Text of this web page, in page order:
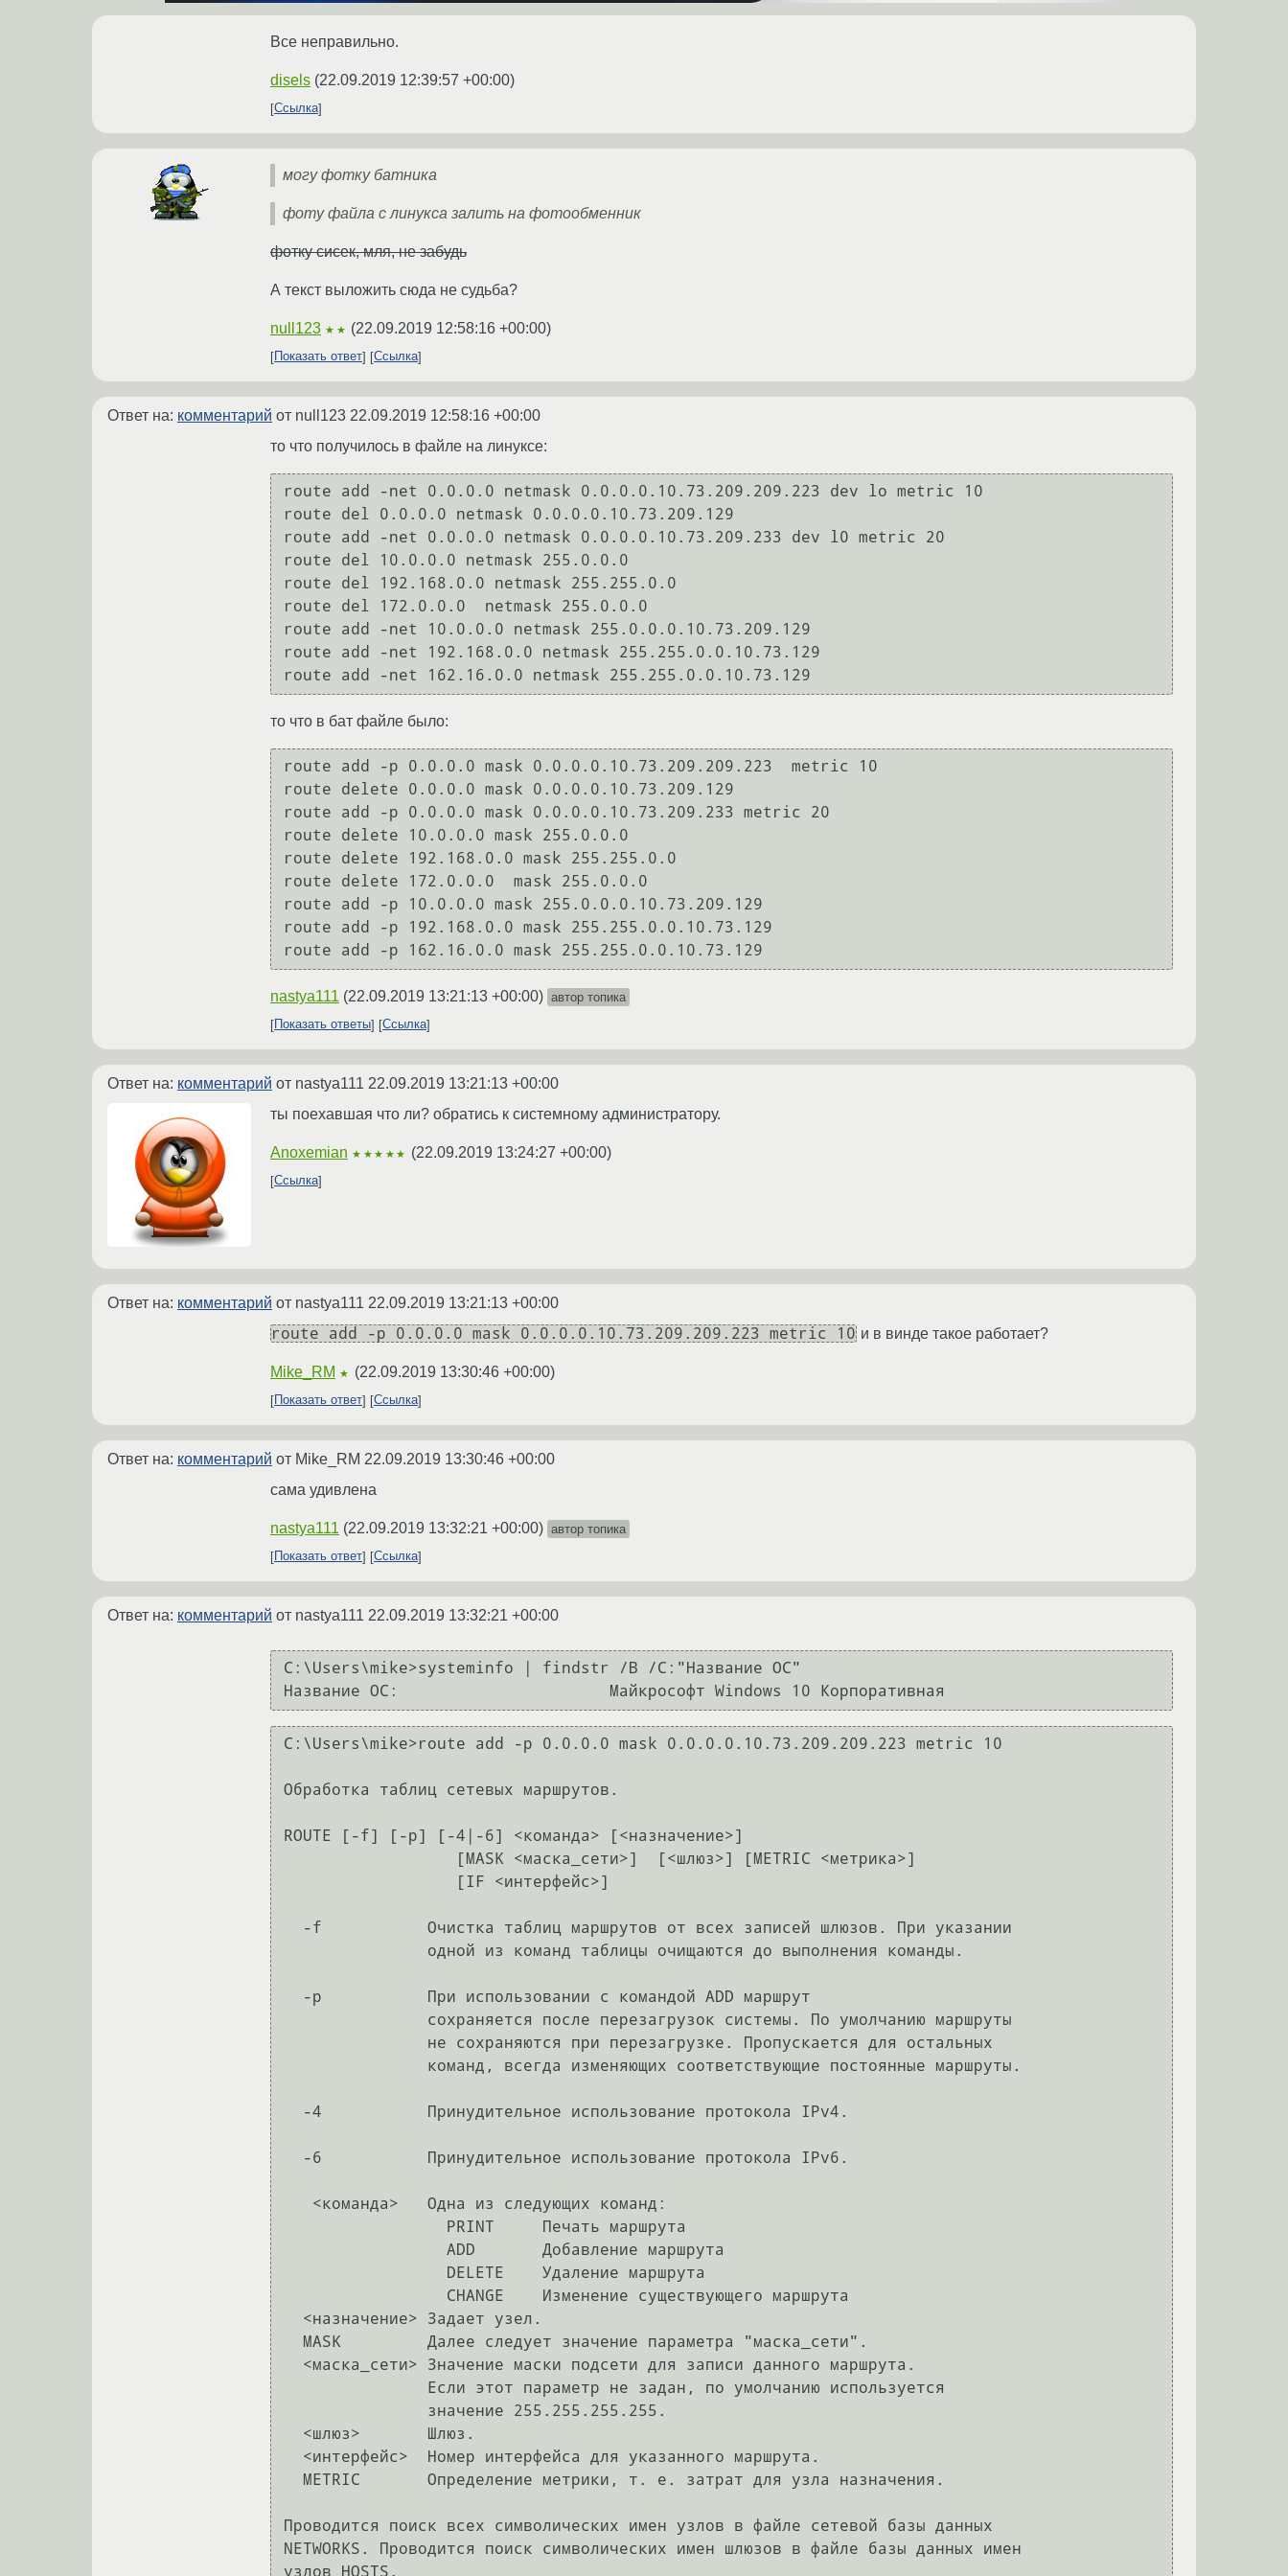
Все неправильно.
disels (22.09.2019 12:39:57 +00:00)
Ссылка
могу фотку батника
фоту файла с линукса залить на фотообменник
фотку сисек, мля, не забудь
А текст выложить сюда не судьба?
null123 ★★ (22.09.2019 12:58:16 +00:00)
Показать ответ Ссылка
Ответ на: комментарий от null123 22.09.2019 12:58:16 +00:00
то что получилось в файле на линуксе:
route add -net 0.0.0.0 netmask 0.0.0.0.10.73.209.209.223 dev lo metric 10
route del 0.0.0.0 netmask 0.0.0.0.10.73.209.129
route add -net 0.0.0.0 netmask 0.0.0.0.10.73.209.233 dev l0 metric 20
route del 10.0.0.0 netmask 255.0.0.0
route del 192.168.0.0 netmask 255.255.0.0
route del 172.0.0.0  netmask 255.0.0.0
route add -net 10.0.0.0 netmask 255.0.0.0.10.73.209.129
route add -net 192.168.0.0 netmask 255.255.0.0.10.73.129
то что в бат файле было:
route add -p 0.0.0.0 mask 0.0.0.0.10.73.209.209.223  metric 10
route delete 0.0.0.0 mask 0.0.0.0.10.73.209.129
route add -p 0.0.0.0 mask 0.0.0.0.10.73.209.233 metric 20
route delete 10.0.0.0 mask 255.0.0.0
route delete 192.168.0.0 mask 255.255.0.0
route delete 172.0.0.0  mask 255.0.0.0
route add -p 10.0.0.0 mask 255.0.0.0.10.73.209.129
route add -p 192.168.0.0 mask 255.255.0.0.10.73.129
nastya111 (22.09.2019 13:21:13 +00:00) автор топика
Показать ответы
Ссылка
Ответ на: комментарий от nastya111 22.09.2019 13:21:13 +00:00
ты поехавшая что ли? обратись к системному администратору.
Anoxemian ★★★★★ (22.09.2019 13:24:27 +00:00)
Ссылка
Ответ на: комментарий от nastya111 22.09.2019 13:21:13 +00:00
route add -p 0.0.0.0 mask 0.0.0.0.10.73.209.209.223 metric 10 и в винде такое работает?
Mike_RM ★ (22.09.2019 13:30:46 +00:00)
Показать ответ Ссылка
Ответ на: комментарий от Mike_RM 22.09.2019 13:30:46 +00:00
сама удивлена
nastya111 (22.09.2019 13:32:21 +00:00) автор топика
Показать ответ
Ссылка
Ответ на: комментарий от nastya111 22.09.2019 13:32:21 +00:00
C:\Users\mike>systeminfo | findstr /B /C:"Название ОС"
C:\Users\mike>route add -p 0.0.0.0 mask 0.0.0.0.10.73.209.209.223 metric 10
Обработка таблиц сетевых маршрутов.
ROUTE [-f] [-p] [-4|-6] <команда> [<назначение>]
Проводится поиск всех символических имен узлов в файле сетевой базы данных
NETWORKS. Проводится поиск символических имен шлюзов в файле базы данных имен
узлов HOSTS.